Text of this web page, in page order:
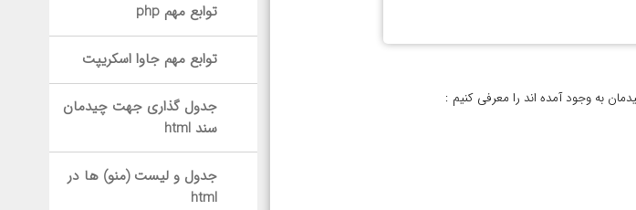
توابع مهم php
توابع مهم جاوا اسکریپت
جدول گذاری جهت چیدمان
سند html
جدول و لیست (منو) ها در
html